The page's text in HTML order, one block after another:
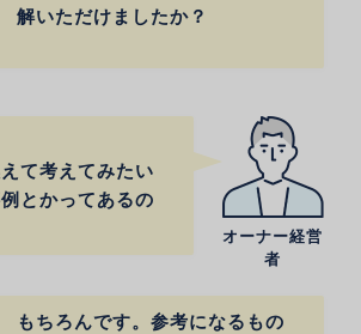
解いただけましたか？
オーナー経営
者
て考えてみたい
とかってあるの
もちろんです。参考になるもの